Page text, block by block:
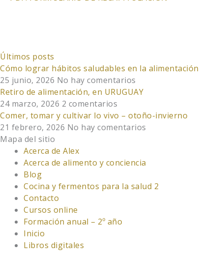
Últimos posts
Cómo lograr hábitos saludables en la alimentación
25 junio, 2026 No hay comentarios
Retiro de alimentación, en URUGUAY
24 marzo, 2026 2 comentarios
Comer, tomar y cultivar lo vivo – otoño-invierno
21 febrero, 2026 No hay comentarios
Mapa del sitio
Acerca de Alex
Acerca de alimento y conciencia
Blog
Cocina y fermentos para la salud 2
Contacto
Cursos online
Formación anual – 2º año
Inicio
Libros digitales